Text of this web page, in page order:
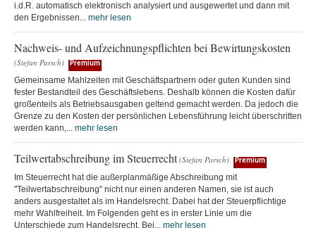
i.d.R. automatisch elektronisch analysiert und ausgewertet und dann mit
den Ergebnissen... mehr lesen
Nachweis- und Aufzeichnungspflichten bei Bewirtungskosten
(Stefan Parsch) Premium
Gemeinsame Mahlzeiten mit Geschäftspartnern oder guten Kunden sind
fester Bestandteil des Geschäftslebens. Deshalb können die Kosten dafür
großenteils als Betriebsausgaben geltend gemacht werden. Da jedoch die
Grenze zu den Kosten der persönlichen Lebensführung leicht überschritten
werden kann,... mehr lesen
Teilwertabschreibung im Steuerrecht (Stefan Parsch) Premium
Im Steuerrecht hat die außerplanmäßige Abschreibung mit
"Teilwertabschreibung" nicht nur einen anderen Namen, sie ist auch
anders ausgestaltet als im Handelsrecht. Dabei hat der Steuerpflichtige
mehr Wahlfreiheit. Im Folgenden geht es in erster Linie um die
Unterschiede zum Handelsrecht. Bei... mehr lesen